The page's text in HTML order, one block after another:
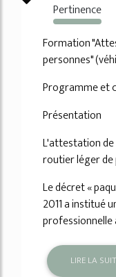
Pertinence
1737%
Formation
personnes"
Programme et
Présentation
L'attestation
routier léger de
Le décret «
2011 a institué
professionnelle
LIRE LA